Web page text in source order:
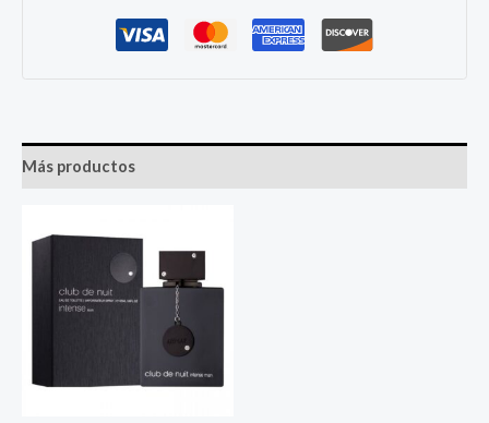
Más productos